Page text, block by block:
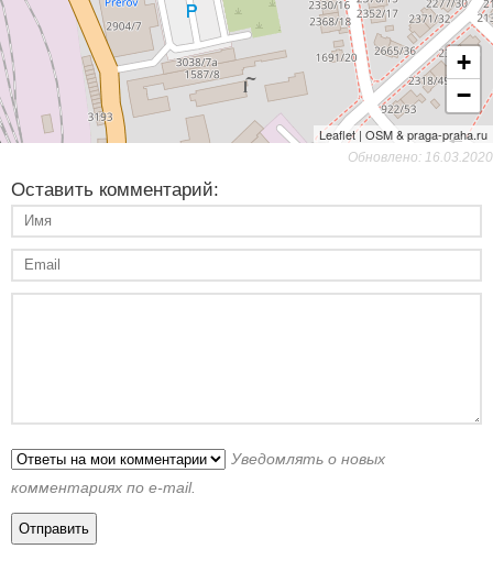
+
−
Leaflet | OSM & praga-praha.ru
Обновлено: 16.03.2020
Оставить комментарий:
Уведомлять о новых
комментариях по e-mail.